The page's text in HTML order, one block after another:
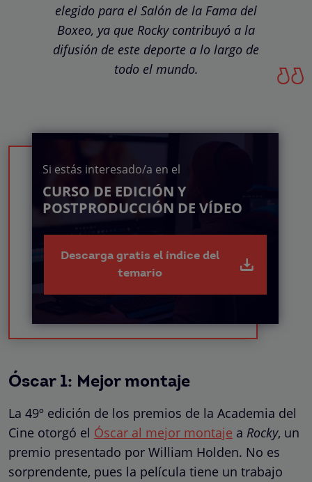
elegido para el Salón de la Fama del
Boxeo, ya que Rocky contribuyó a la
difusión de este deporte a lo largo de
todo el mundo.
Si estás interesado/a en el
CURSO DE EDICIÓN Y
POSTPRODUCCIÓN DE VÍDEO
Descarga gratis el índice del
temario
Óscar 1: Mejor montaje
La 49º edición de los premios de la Academia del
Cine otorgó el Óscar al mejor montaje a Rocky, un
premio presentado por William Holden. No es
sorprendente, pues la película tiene un trabajo